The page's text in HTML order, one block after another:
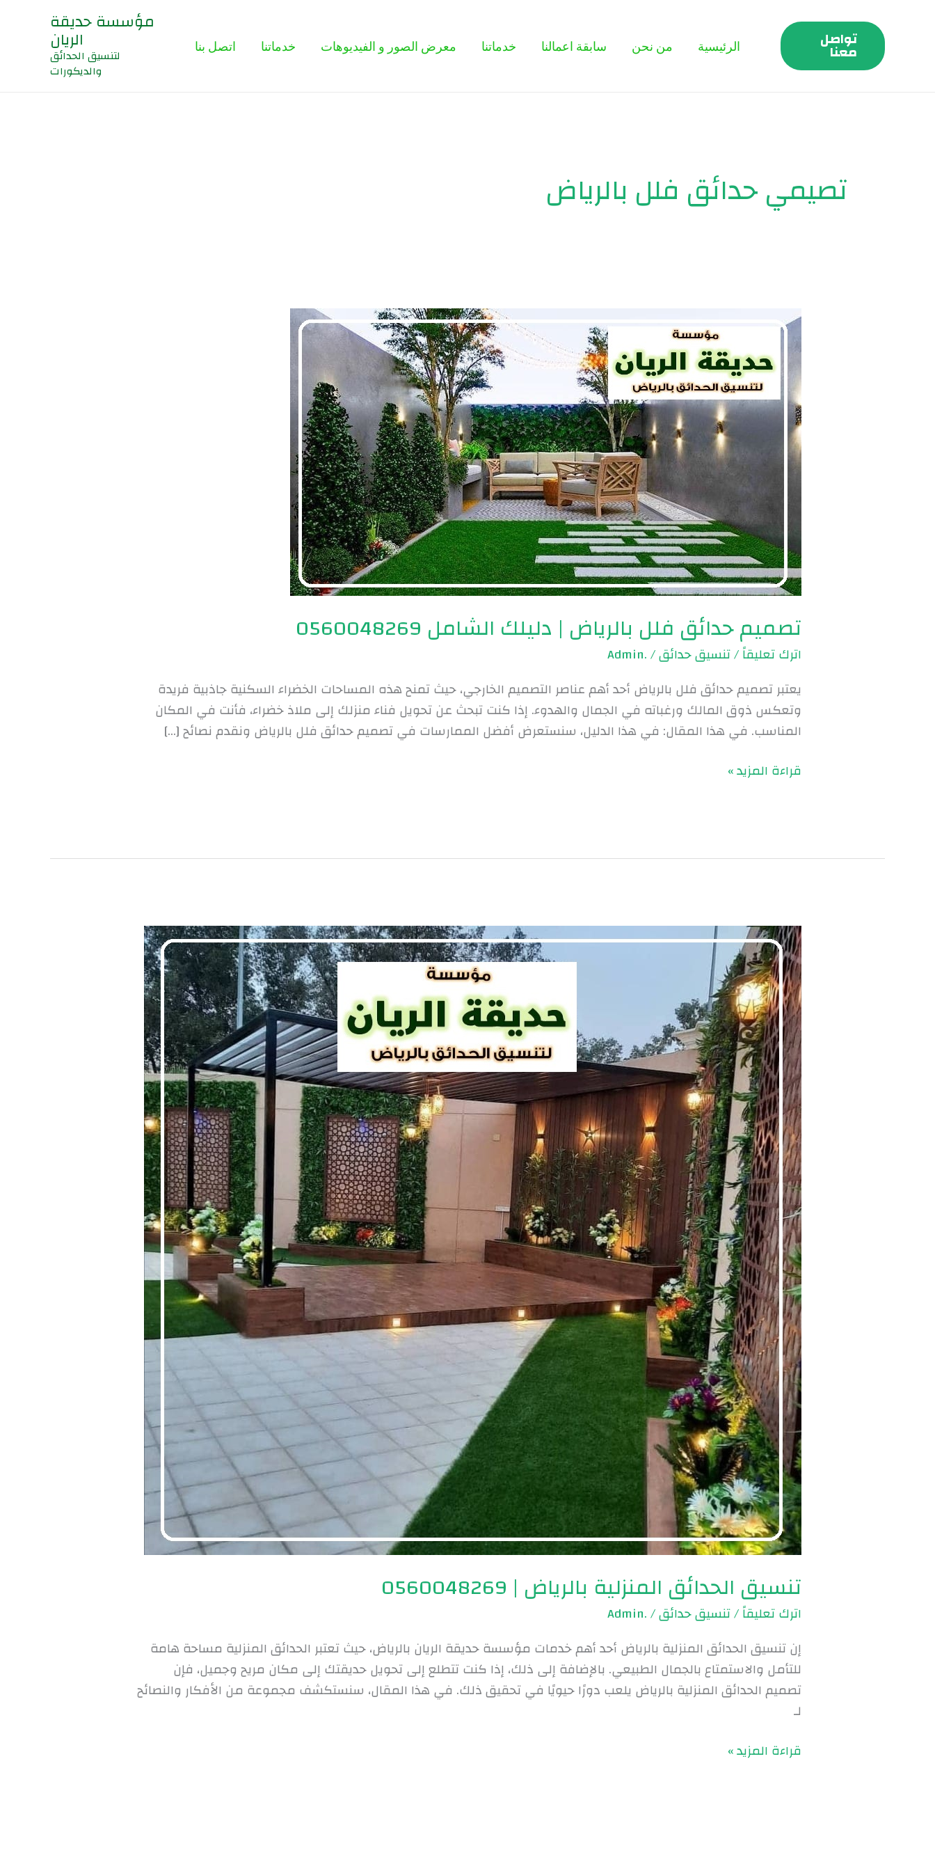
تواصل
معنا الرئيسية من نحن سابقة اعمالنا خدماتنا معرض الصور و الفيديوهات خدماتنا اتصل بنا
مؤسسة حديقة
الريان
لتنسيق الحدائق
والديكورات
تصيمي حدائق فلل بالرياض
تصميم حدائق فلل بالرياض | دليلك الشامل 0560048269
اترك تعليقاً/تنسيق حدائق/
.Admin
يعتبر تصميم حدائق فلل بالرياض أحد أهم عناصر التصميم الخارجي، حيث تمنح هذه المساحات الخضراء السكنية جاذبية فريدة
وتعكس ذوق المالك ورغباته في الجمال والهدوء. إذا كنت تبحث عن تحويل فناء منزلك إلى ملاذ خضراء، فأنت في المكان
المناسب. في هذا المقال: في هذا الدليل، سنستعرض أفضل الممارسات في تصميم حدائق فلل بالرياض ونقدم نصائح […]
تصميم
حدائق
فلل
بالرياض
|
دليلك
الشامل
0560048269
قراءة المزيد »
تنسيق الحدائق المنزلية بالرياض | 0560048269
اترك تعليقاً/تنسيق حدائق/
.Admin
إن تنسيق الحدائق المنزلية بالرياض أحد أهم خدمات مؤسسة حديقة الريان بالرياض، حيث تعتبر الحدائق المنزلية مساحة هامة
للتأمل والاستمتاع بالجمال الطبيعي. بالإضافة إلى ذلك، إذا كنت تتطلع إلى تحويل حديقتك إلى مكان مريح وجميل، فإن
تصميم الحدائق المنزلية بالرياض يلعب دورًا حيويًا في تحقيق ذلك. في هذا المقال، سنستكشف مجموعة من الأفكار والنصائح
لـ
تنسيق
الحدائق
المنزلية
بالرياض
|
0560048269
قراءة المزيد »